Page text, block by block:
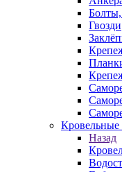
Гвозди
Кровельные
Назад